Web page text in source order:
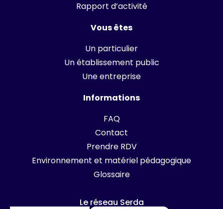
Rapport d’activité
Vous êtes
Un particulier
Un établissement public
Une entreprise
Informations
FAQ
Contact
Prendre RDV
Environnement et matériel pédagogique
Glossaire
Le réseau Serda